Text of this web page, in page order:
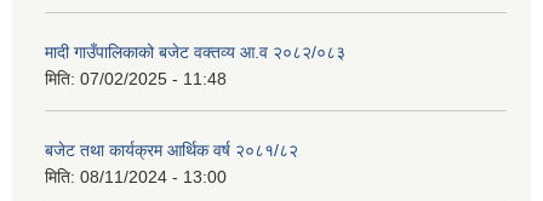
मादी गाउँपालिकाको बजेट वक्तव्य आ.व २०८२/०८३
मिति: 07/02/2025 - 11:48
बजेट तथा कार्यक्रम आर्थिक वर्ष २०८१/८२
मिति: 08/11/2024 - 13:00